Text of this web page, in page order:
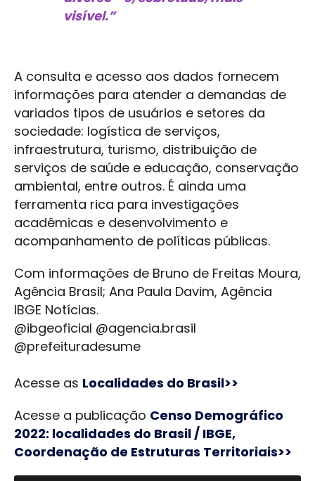
visível.”
A consulta e acesso aos dados fornecem
informações para atender a demandas de
variados tipos de usuários e setores da
sociedade: logística de serviços,
infraestrutura, turismo, distribuição de
serviços de saúde e educação, conservação
ambiental, entre outros. É ainda uma
ferramenta rica para investigações
acadêmicas e desenvolvimento e
acompanhamento de políticas públicas.
Com informações de Bruno de Freitas Moura,
Agência Brasil; Ana Paula Davim, Agência
IBGE Notícias.
@ibgeoficial @agencia.brasil
@prefeituradesume
Acesse as Localidades do Brasil>>
Acesse a publicação Censo Demográfico
2022: localidades do Brasil / IBGE,
Coordenação de Estruturas Territoriais>>